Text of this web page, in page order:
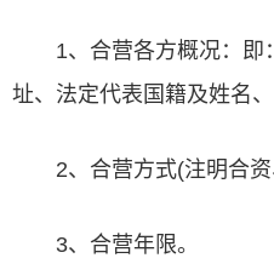
1、合营各方概况：即
址、法定代表国籍及姓名
2、合营方式(注明合资
3、合营年限。